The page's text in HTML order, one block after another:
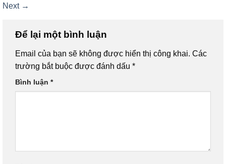
Next →
Để lại một bình luận
Email của bạn sẽ không được hiển thị công khai. Các
trường bắt buộc được đánh dấu *
Bình luận *